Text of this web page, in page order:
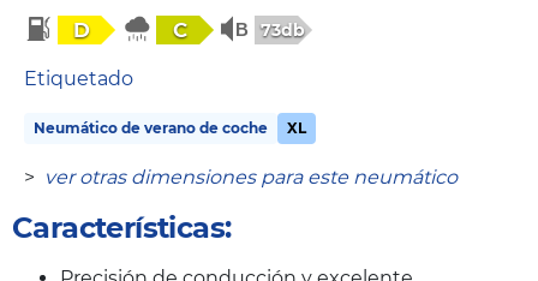
D C 73db
Etiquetado
Neumático de verano de coche XL
> ver otras dimensiones para este neumático
Características: